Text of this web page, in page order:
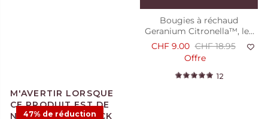
Bougies à réchaud
Geranium Citronella™, les
12
CHF 9.00 CHF 18.95
Offre
12
47% de réduction